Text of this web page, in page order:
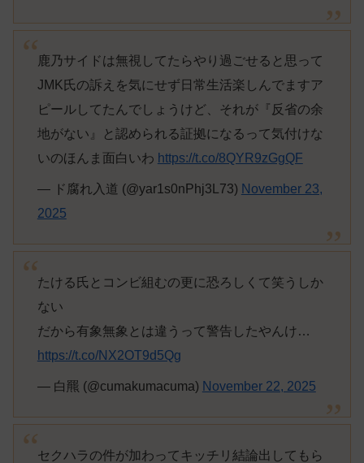
鹿乃サイドは無視してたらやり過ごせると思って
JMK氏の訴えを気にせず日常生活楽しんでますア
ピールしてたんでしょうけど、それが『反省の余
地がない』と認められる証拠になるって気付けな
いのほんま面白いわ https://t.co/8QYR9zGgQF
— ド腐れ入道 (@yar1s0nPhj3L73) November 23,
2025
たける氏とコンビ組むの更に恐ろしくて笑うしか
ない
だから有象無象とは違うって警告したやんけ…
https://t.co/NX2OT9d5Qg
— 白羆 (@cumakumacuma) November 22, 2025
セクハラの件が加わってキッチリ結論出してもら